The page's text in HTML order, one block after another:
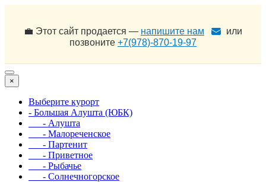
💼 Этот сайт продается — напишите нам
или
позвоните +7(978)-870-19-97
×
Выберите курорт
- Большая Алушта (ЮБК)
- Алушта
- Малореченское
- Партенит
- Приветное
- Рыбачье
- Солнечногорское